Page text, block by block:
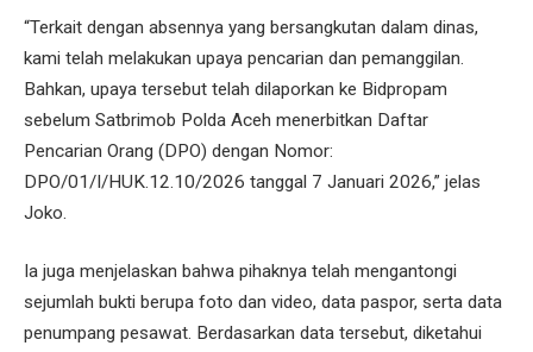
“Terkait dengan absennya yang bersangkutan dalam dinas,
kami telah melakukan upaya pencarian dan pemanggilan.
Bahkan, upaya tersebut telah dilaporkan ke Bidpropam
sebelum Satbrimob Polda Aceh menerbitkan Daftar
Pencarian Orang (DPO) dengan Nomor:
DPO/01/I/HUK.12.10/2026 tanggal 7 Januari 2026,” jelas
Joko.
Ia juga menjelaskan bahwa pihaknya telah mengantongi
sejumlah bukti berupa foto dan video, data paspor, serta data
penumpang pesawat. Berdasarkan data tersebut, diketahui